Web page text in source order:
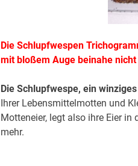
Die Schlupfwespen
mit bloßem Auge beinahe
Die Schlupfwespe, ein
Ihrer Lebensmittelmotten und
Motteneier, legt also ihre Eier
mehr.